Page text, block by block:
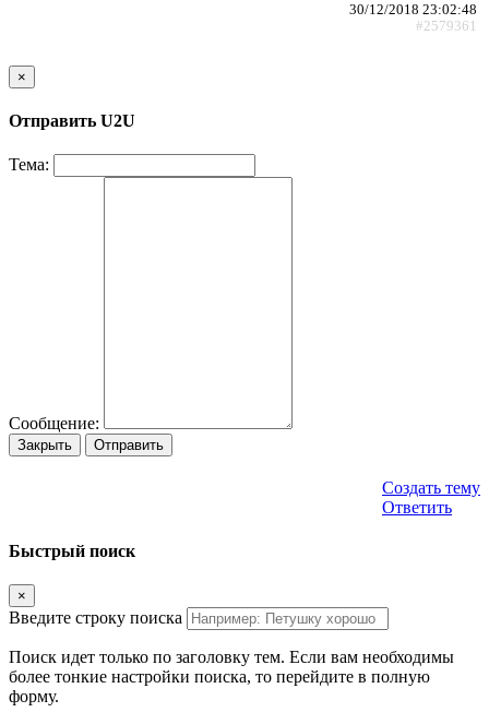
30/12/2018 23:02:48
#2579361
×
Отправить U2U
Тема:
Сообщение:
Закрыть Отправить
Создать тему
Ответить
Быстрый поиск
×
Введите строку поиска
Поиск идет только по заголовку тем. Если вам необходимы
более тонкие настройки поиска, то перейдите в полную
форму.